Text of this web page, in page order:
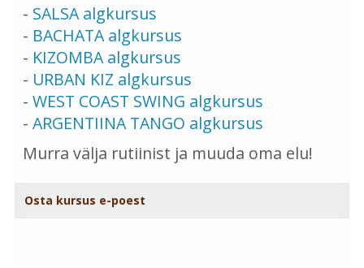
- SALSA algkursus
- BACHATA algkursus
- KIZOMBA algkursus
- URBAN KIZ algkursus
- WEST COAST SWING algkursus
- ARGENTIINA TANGO algkursus
Murra välja rutiinist ja muuda oma elu!
Osta kursus e-poest